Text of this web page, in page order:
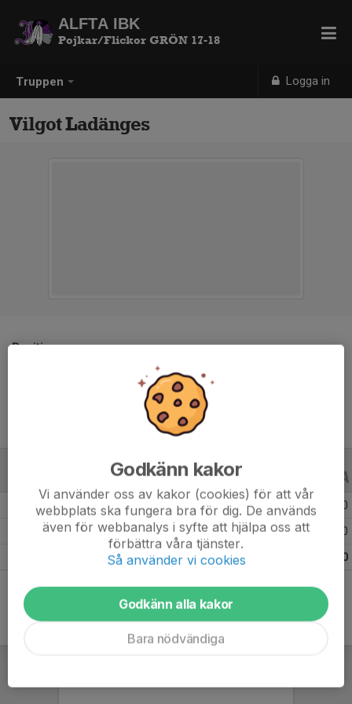
Truppen Logga in
ALFTA IBK
Pojkar/Flickor GRÖN 17-18
Vilgot Ladänges
Position
-
7 år
ALLA ÅR
Säsongen 25/26 7 0 0
Säsongen 24/25 7 0
0
Godkänn kakor
Vi använder oss av kakor (cookies) för att vår
webbplats ska fungera bra för dig. De används
även för webbanalys i syfte att hjälpa oss att
förbättra våra tjänster.
Så använder vi cookies
Godkänn alla kakor
Bara nödvändiga